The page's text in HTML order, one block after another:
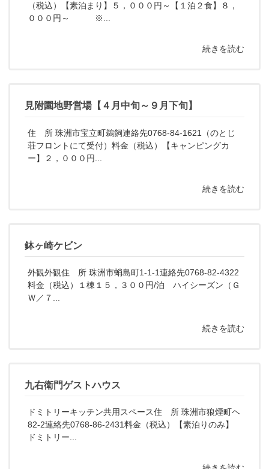
（税込）【素泊まり】５，０００円～【１泊２食】８，
０００円～ ※...
続きを読む
見附園地野営場【４月中旬～９月下旬】
住 所 珠洲市宝立町鵜飼連絡先0768-84-1621（のとじ
荘フロントにて受付）料金（税込）【キャンピングカ
ー】２，０００円...
続きを読む
鉢ヶ崎ケビン
外観外観住 所 珠洲市蛸島町1-1-1連絡先0768-82-4322
料金（税込）１棟１５，３００円/泊 ハイシーズン（Ｇ
Ｗ／７...
続きを読む
九右衛門ゲストハウス
ドミトリーキッチン共用スペース住 所 珠洲市狼煙町ヘ
82-2連絡先0768-86-2431料金（税込）【素泊りのみ】
ドミトリー...